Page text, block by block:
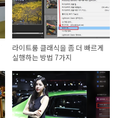
라이트룸 클래식을 좀 더 빠르게
실행하는 방법 7가지